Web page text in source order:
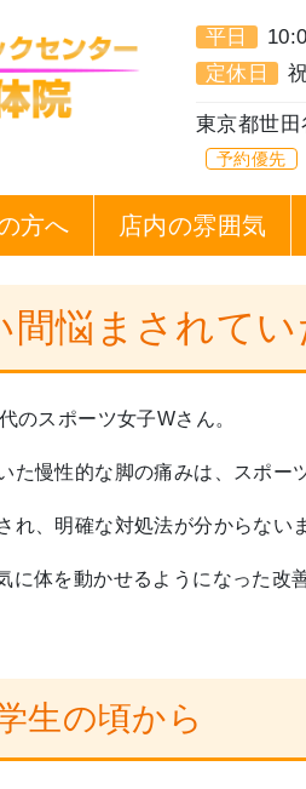
平日
定休日
東京都世
予約優先
方へ 店内の雰囲気
間悩まされて
のスポーツ女子Wさん。
た慢性的な脚の痛みは、スポー
れ、明確な対処法が分からない
に体を動かせるようになった改
生の頃から